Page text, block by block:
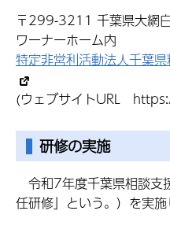
〒299-3211 千葉県大網
ワーナーホーム内
特定非営利活動法人千葉
(ウェブサイトURL
研修の実施
令和7年度千葉県相談支
任研修」という。）を実施